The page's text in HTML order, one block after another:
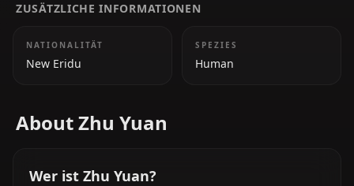
ZUSÄTZLICHE INFORMATIONEN
NATIONALITÄT
New Eridu
SPEZIES
Human
About Zhu Yuan
Wer ist Zhu Yuan?